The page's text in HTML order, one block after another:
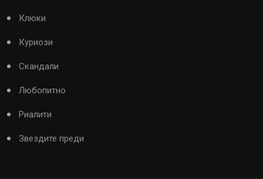
Клюки
Куриози
Скандали
Любопитно
Риалити
Звездите преди